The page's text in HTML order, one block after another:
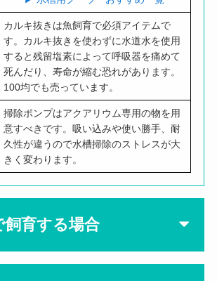
カルキ抜きは魚飼育で必須アイテムで
す。カルキ抜きを使わずに水道水を使用
すると残留塩素によって呼吸器を痛めて
死んだり、寿命が縮む恐れがあります。
100均でも売っています。
掃除ポンプはアクアリウム専用の物を用
意すべきです。吸い込みや使い勝手、耐
久性が違うので水槽掃除のストレスが大
きく変わります。
飼育する場合